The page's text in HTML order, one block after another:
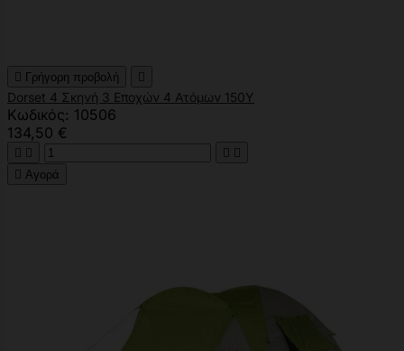
 Γρήγορη προβολή 
Dorset 4 Σκηνή 3 Εποχών 4 Ατόμων 150Υ
Κωδικός: 10506
134,50 €
   
 Αγορά